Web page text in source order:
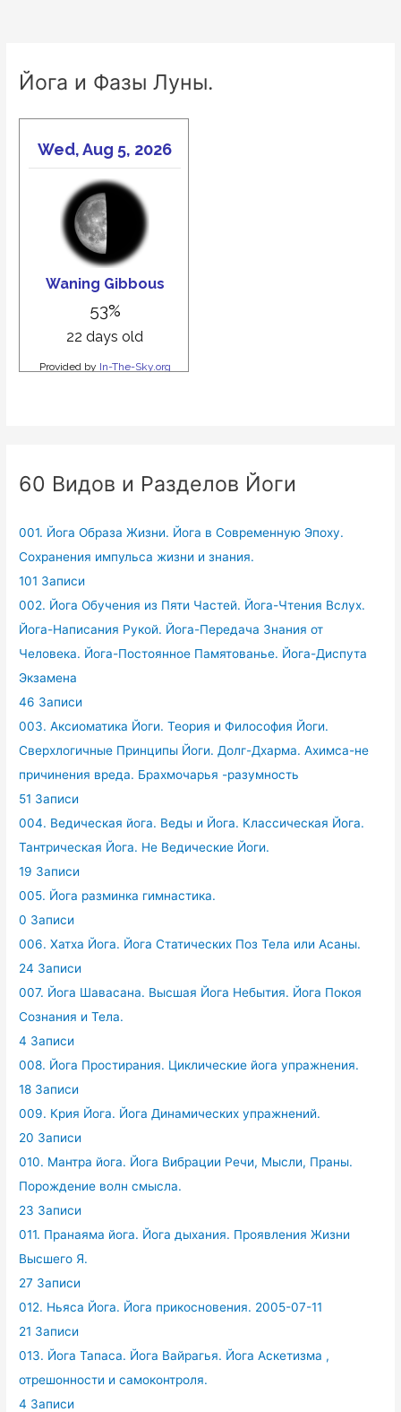
Йога и Фазы Луны.
60 Видов и Разделов Йоги
001. Йога Образа Жизни. Йога в Современную Эпоху.
Сохранения импульса жизни и знания.
101 Записи
002. Йога Обучения из Пяти Частей. Йога-Чтения Вслух.
Йога-Написания Рукой. Йога-Передача Знания от
Человека. Йога-Постоянное Памятованье. Йога-Диспута
Экзамена
46 Записи
003. Аксиоматика Йоги. Теория и Философия Йоги.
Сверхлогичные Принципы Йоги. Долг-Дхарма. Ахимса-не
причинения вреда. Брахмочарья -разумность
51 Записи
004. Ведическая йога. Веды и Йога. Классическая Йога.
Тантрическая Йога. Не Ведические Йоги.
19 Записи
005. Йога разминка гимнастика.
0 Записи
006. Хатха Йога. Йога Статических Поз Тела или Асаны.
24 Записи
007. Йога Шавасана. Высшая Йога Небытия. Йога Покоя
Сознания и Тела.
4 Записи
008. Йога Простирания. Циклические йога упражнения.
18 Записи
009. Крия Йога. Йога Динамических упражнений.
20 Записи
010. Мантра йога. Йога Вибрации Речи, Мысли, Праны.
Порождение волн смысла.
23 Записи
011. Пранаяма йога. Йога дыхания. Проявления Жизни
Высшего Я.
27 Записи
012. Ньяса Йога. Йога прикосновения. 2005-07-11
21 Записи
013. Йога Тапаса. Йога Вайрагья. Йога Аскетизма ,
отрешонности и самоконтроля.
4 Записи